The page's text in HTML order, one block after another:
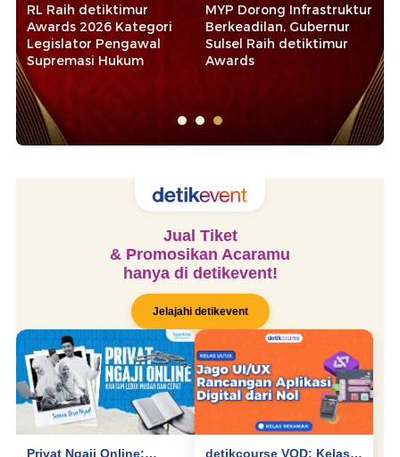
RL Raih detiktimur
Awards 2026 Kategori
Legislator Pengawal
Supremasi Hukum
MYP Dorong Infrastruktur
Berkeadilan, Gubernur
Sulsel Raih detiktimur
Awards